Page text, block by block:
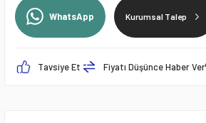
WhatsApp Kurumsal Talep
Tavsiye Et Fiyatı Düşünce Haber Ver